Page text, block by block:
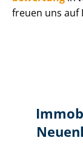
freuen uns auf